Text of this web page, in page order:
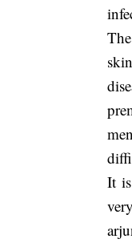
It